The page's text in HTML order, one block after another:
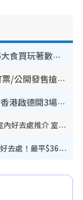
【8月生日優惠2026】全港85大食買玩著數攻略 自助餐/火鍋放題同行免費＋誠品/DONKI送現金券
人夫集團｜Klook套票/優先訂票/公開發售搶飛攻略！附票價.購票連結.場地座位表
BIGBANG演唱會2026｜11月香港啟德開3場！實名制VIP申請、優先購票攻略
香港室內好去處｜逾35大歎冷氣室內好去處推介 室內活動免費避雨無懼落雨
唱K推介2026︱全港13大卡啦OK好去處！最平$36起 日文K都有！(附地址+收費詳情)